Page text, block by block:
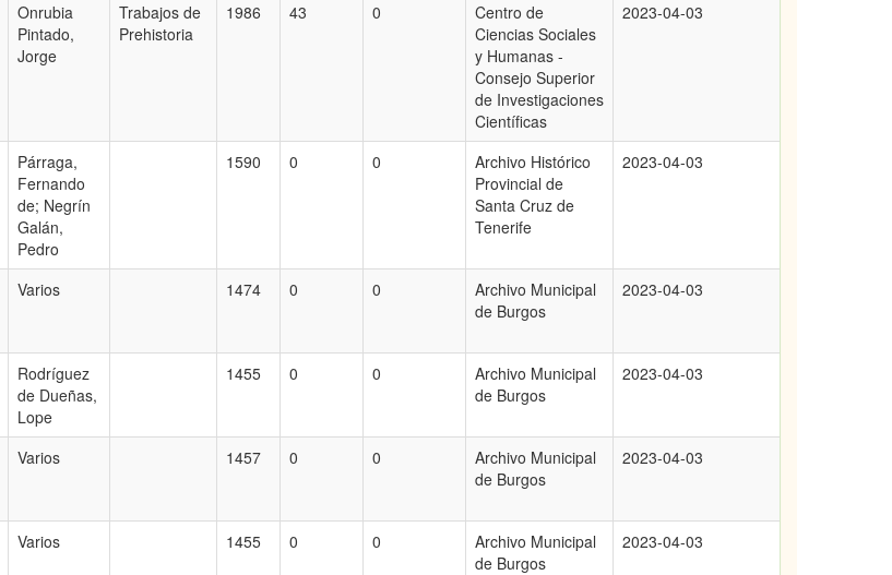
Onrubia
Pintado,
Jorge
Trabajos de
Prehistoria
1986 43 0
Centro de
Ciencias Sociales
y Humanas -
Consejo Superior
de Investigaciones
Científicas
2023-04-03
Párraga,
Fernando
de; Negrín
Galán,
Pedro
1590 0 0
Archivo Histórico
Provincial de
Santa Cruz de
Tenerife
2023-04-03
Varios 1474 0 0
Archivo Municipal
de Burgos
2023-04-03
Rodríguez
de Dueñas,
Lope
1455 0 0
Archivo Municipal
de Burgos
2023-04-03
Varios 1457 0 0
Archivo Municipal
de Burgos
2023-04-03
Varios 1455 0 0
Archivo Municipal
de Burgos
2023-04-03